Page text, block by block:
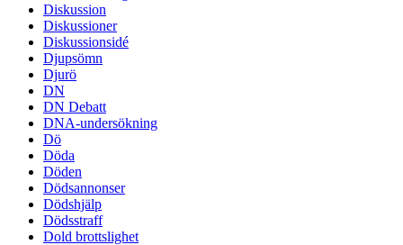
Diskussion
Diskussioner
Diskussionsidé
Djupsömn
Djurö
DN
DN Debatt
DNA-undersökning
Dö
Döda
Döden
Dödsannonser
Dödshjälp
Dödsstraff
Dold brottslighet